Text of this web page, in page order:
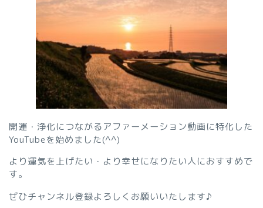
開運・浄化につながるアファーメーション動画に特化した
YouTubeを始めました(^^)
より運気を上げたい・より幸せになりたい人におすすめで
す。
ぜひチャンネル登録よろしくお願いいたします♪